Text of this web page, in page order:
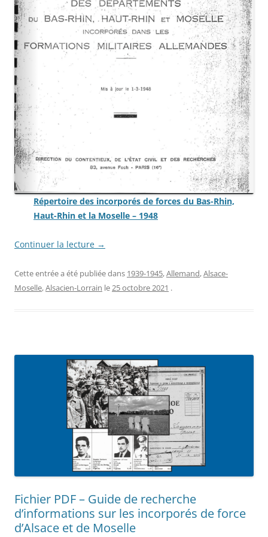
Répertoire des incorporés de forces du Bas-Rhin,
Haut-Rhin et la Moselle – 1948
Continuer la lecture →
Cette entrée a été publiée dans 1939-1945,Allemand,Alsace-
Moselle,Alsacien-Lorrain le25 octobre 2021 .
Fichier PDF – Guide de recherche
d’informations sur les incorporés de force
d’Alsace et de Moselle